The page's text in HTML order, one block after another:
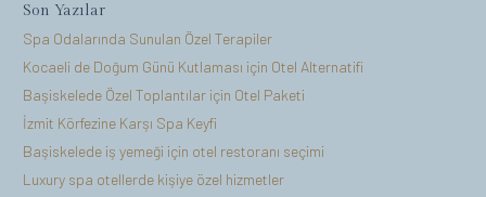
Son Yazılar
Spa Odalarında Sunulan Özel Terapiler
Kocaeli de Doğum Günü Kutlaması için Otel Alternatifi
Başiskelede Özel Toplantılar için Otel Paketi
İzmit Körfezine Karşı Spa Keyfi
Başiskelede iş yemeği için otel restoranı seçimi
Luxury spa otellerde kişiye özel hizmetler